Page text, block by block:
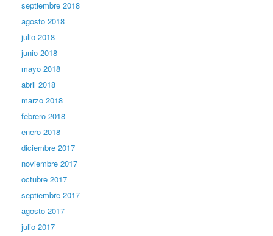
septiembre 2018
agosto 2018
julio 2018
junio 2018
mayo 2018
abril 2018
marzo 2018
febrero 2018
enero 2018
diciembre 2017
noviembre 2017
octubre 2017
septiembre 2017
agosto 2017
julio 2017